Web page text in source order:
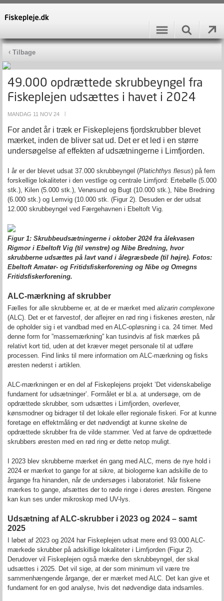
Tilbage
49.000 opdrættede skrubbeyngel fra
Fiskeplejen udsættes i havet i 2024
MANDAG 11 NOV 24
For andet år i træk er Fiskeplejens fjordskrubber blevet
mærket, inden de bliver sat ud. Det er et led i en større
undersøgelse af effekten af udsætningerne i Limfjorden.
I år er der blevet udsat 37.000 skrubbeyngel (Platichthys flesus) på fem
forskellige lokaliteter i den vestlige og centrale Limfjord: Ertebølle (5.000
stk.), Kilen (5.000 stk.), Venøsund og Bugt (10.000 stk.), Nibe Bredning
(6.000 stk.) og Lemvig (10.000 stk. (Figur 2). Desuden er der udsat
12.000 skrubbeyngel ved Færgehavnen i Ebeltoft Vig.
Figur 1: Skrubbeudsætningerne i oktober 2024 fra ålekvasen
Rigmor i Ebeltoft Vig (til venstre) og Nibe Bredning, hvor
skrubberne udsættes på lavt vand i ålegræsbede (til højre). Fotos:
Ebeltoft Amatør- og Fritidsfiskerforening og Nibe og Omegns
Fritidsfiskerforening.
ALC-mærkning af skrubber
Fælles for alle skrubberne er, at de er mærket med alizarin complexone
(ALC). Det er et farvestof, der aflejrer en rød ring i fiskenes øresten, når
de opholder sig i et vandbad med en ALC-opløsning i ca. 24 timer. Med
denne form for ”massemærkning” kan tusindvis af fisk mærkes på
relativt kort tid, uden at det kræver meget personale til at udføre
processen. Find links til mere information om ALC-mærkning og fisks
øresten nederst i artiklen.
ALC-mærkningen er en del af Fiskeplejens projekt ’Det videnskabelige
fundament for udsætninger’. Formålet er bl.a. at undersøge, om de
opdrættede skrubber, som udsættes i Limfjorden, overlever,
kønsmodner og bidrager til det lokale eller regionale fiskeri. For at kunne
foretage en effektmåling er det nødvendigt at kunne skelne de
opdrættede skrubber fra de vilde stammer. Ved at farve de opdrættede
skrubbers øresten med en rød ring er dette netop muligt.
I 2023 blev skrubberne mærket én gang med ALC, mens de nye hold i
2024 er mærket to gange for at sikre, at biologerne kan adskille de to
årgange fra hinanden, når de undersøges i laboratoriet. Når fiskene
mærkes to gange, afsættes der to røde ringe i deres øresten. Ringene
kan kun ses under mikroskop med UV-lys.
Udsætning af ALC-skrubber i 2023 og 2024 – samt
2025
I løbet af 2023 og 2024 har Fiskeplejen udsat mere end 93.000 ALC-
mærkede skrubber på adskillige lokaliteter i Limfjorden (Figur 2).
Derudover vil Fiskeplejen også mærke den skrubbeyngel, der skal
udsættes i 2025. Det vil sige, at der som minimum vil være tre
sammenhængende årgange, der er mærket med ALC. Det kan give et
fundament for en god analyse, hvis det nødvendige data indsamles.